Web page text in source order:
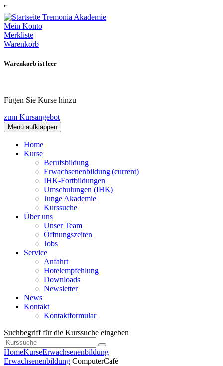
''
Mein Konto
Merkliste
Warenkorb
Warenkorb ist leer
Fügen Sie Kurse hinzu
zum Kursangebot
Menü aufklappen
Home
Kurse
Berufsbildung
Erwachsenenbildung (current)
IHK-Fortbildungen
Umschulungen (IHK)
Junge Akademie
Kurssuche
Über uns
Unser Team
Öffnungszeiten
Jobs
Service
Anfahrt
Hotelempfehlung
Downloads
Newsletter
News
Kontakt
Kontaktformular
Suchbegriff für die Kurssuche eingeben
HomeKurseErwachsenenbildung
Erwachsenenbildung ComputerCafé